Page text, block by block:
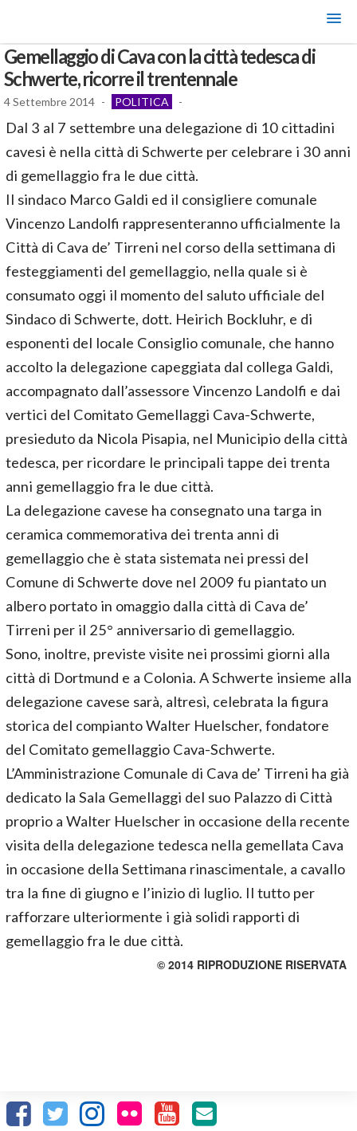
Gemellaggio di Cava con la città tedesca di
Schwerte, ricorre il trentennale
4 Settembre 2014 - POLITICA -
Dal 3 al 7 settembre una delegazione di 10 cittadini
cavesi è nella città di Schwerte per celebrare i 30 anni
di gemellaggio fra le due città.
Il sindaco Marco Galdi ed il consigliere comunale
Vincenzo Landolfi rappresenteranno ufficialmente la
Città di Cava de’ Tirreni nel corso della settimana di
festeggiamenti del gemellaggio, nella quale si è
consumato oggi il momento del saluto ufficiale del
Sindaco di Schwerte, dott. Heirich Bockluhr, e di
esponenti del locale Consiglio comunale, che hanno
accolto la delegazione capeggiata dal collega Galdi,
accompagnato dall’assessore Vincenzo Landolfi e dai
vertici del Comitato Gemellaggi Cava-Schwerte,
presieduto da Nicola Pisapia, nel Municipio della città
tedesca, per ricordare le principali tappe dei trenta
anni gemellaggio fra le due città.
La delegazione cavese ha consegnato una targa in
ceramica commemorativa dei trenta anni di
gemellaggio che è stata sistemata nei pressi del
Comune di Schwerte dove nel 2009 fu piantato un
albero portato in omaggio dalla città di Cava de’
Tirreni per il 25° anniversario di gemellaggio.
Sono, inoltre, previste visite nei prossimi giorni alla
città di Dortmund e a Colonia. A Schwerte insieme alla
delegazione cavese sarà, altresì, celebrata la figura
storica del compianto Walter Huelscher, fondatore
del Comitato gemellaggio Cava-Schwerte.
L’Amministrazione Comunale di Cava de’ Tirreni ha già
dedicato la Sala Gemellaggi del suo Palazzo di Città
proprio a Walter Huelscher in occasione della recente
visita della delegazione tedesca nella gemellata Cava
in occasione della Settimana rinascimentale, a cavallo
tra la fine di giugno e l’inizio di luglio. Il tutto per
rafforzare ulteriormente i già solidi rapporti di
gemellaggio fra le due città.
© 2014 RIPRODUZIONE RISERVATA